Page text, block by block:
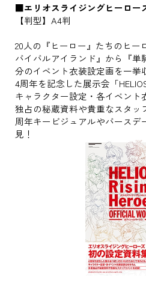
■エリオスライジングヒーロー
【判型】A4判
20人の『ヒーロー』たちのヒー
バイバルアイランド』から『単
分のイベント衣装設定画を一挙
4周年を記念した展示会「
キャラクター設定・各イベント
独占の秘蔵資料や貴重なスタッ
周年キービジュアルやバースデ
見！